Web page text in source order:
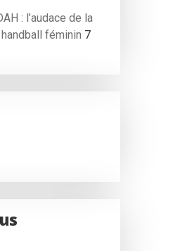
: l’audace de la
féminin 7